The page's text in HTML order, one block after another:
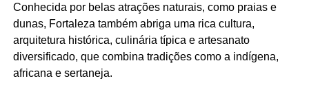
Conhecida por belas atrações naturais, como praias e
dunas, Fortaleza também abriga uma rica cultura,
arquitetura histórica, culinária típica e artesanato
diversificado, que combina tradições como a indígena,
africana e sertaneja.